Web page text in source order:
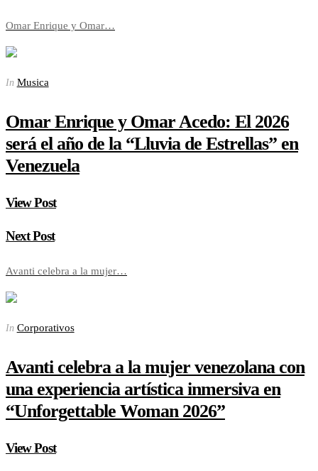
Omar Enrique y Omar…
In Musica
Omar Enrique y Omar Acedo: El 2026
será el año de la “Lluvia de Estrellas” en
Venezuela
View Post
Next Post
Avanti celebra a la mujer…
In Corporativos
Avanti celebra a la mujer venezolana con
una experiencia artística inmersiva en
“Unforgettable Woman 2026”
View Post